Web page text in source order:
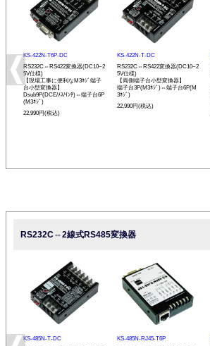
KS-422N-T6P-DC
RS232C⇔RS422変換器(DC10~2
5V仕様)
【現場工事に便利なM3ﾈｼﾞ端子
台小型変換器】
Dsub9P(DCE/ﾒｽ/ｲﾝﾁ)⇔端子台6P
(M3ﾈｼﾞ)
22,990円(税込)
KS-422N-T-DC
RS232C⇔RS422変換器(DC10~2
5V仕様)
【両側端子台小型変換器】
端子台3P(M3ﾈｼﾞ)⇔端子台6P(M
3ﾈｼﾞ)
22,990円(税込)
RS232C⇔2線式RS485変換器
KS-485N-T-DC
KS-485N-RJ45-T6P